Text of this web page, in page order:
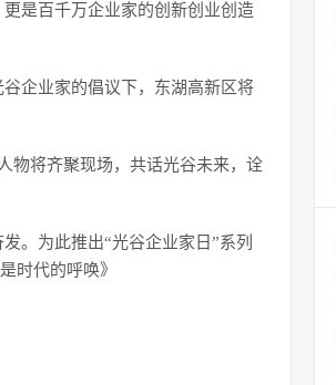
是百千万企业家的创新创业创造
企业家的倡议下，东湖高新区将
物将齐聚现场，共话光谷未来，诠
。为此推出“光谷企业家日”系列
时代的呼唤》